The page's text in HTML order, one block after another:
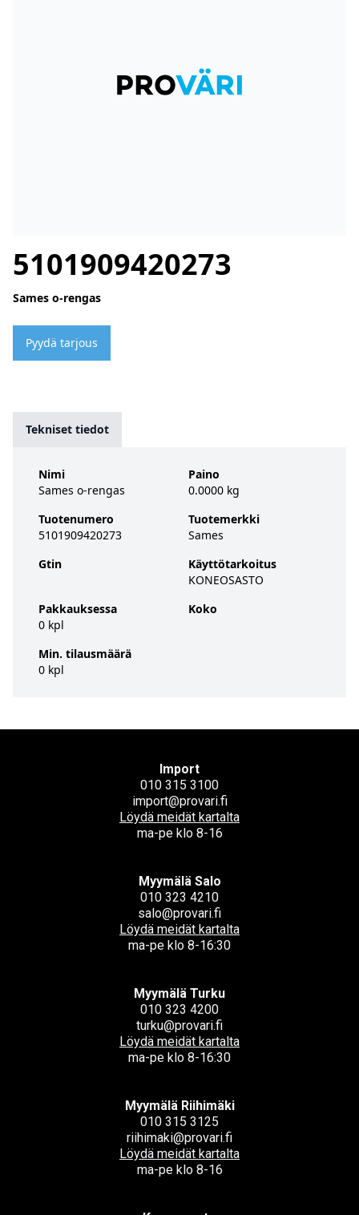
5101909420273
Sames o-rengas
Pyydä tarjous
Tekniset tiedot
Nimi
Sames o-rengas
Tuotenumero
5101909420273
Gtin
Pakkauksessa
0 kpl
Min. tilausmäärä
0 kpl
Paino
0.0000 kg
Tuotemerkki
Sames
Käyttötarkoitus
KONEOSASTO
Koko
Import
010 315 3100
import@provari.fi
Löydä meidät kartalta
ma-pe klo 8-16
Myymälä Salo
010 323 4210
salo@provari.fi
Löydä meidät kartalta
ma-pe klo 8-16:30
Myymälä Turku
010 323 4200
turku@provari.fi
Löydä meidät kartalta
ma-pe klo 8-16:30
Myymälä Riihimäki
010 315 3125
riihimaki@provari.fi
Löydä meidät kartalta
ma-pe klo 8-16